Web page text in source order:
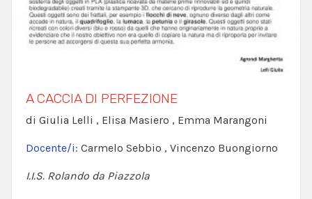
A CACCIA DI PERFEZIONE
di Giulia Lelli , Elisa Masiero , Emma Marangoni
Docente/i: Carmelo Sebbio , Vincenzo Buongiorno
I.I.S. Rolando da Piazzola